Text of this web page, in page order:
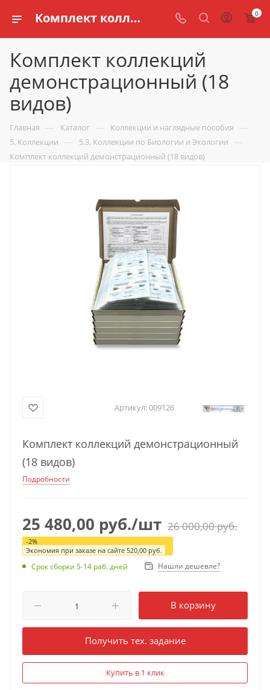
Комплект коллекций демонстрационный (18 видов) купить по доступной цене в интернет магазине schools.ru 0
Комплект коллекций
демонстрационный (18
видов)
Главная — Каталог — Коллекции и наглядные пособия —
5. Коллекции — 5.3. Коллекции по Биологии и Экологии —
Комплект коллекций демонстрационный (18 видов)
Артикул:009126
Комплект коллекций демонстрационный
(18 видов)
Подробности
25 480,00 руб./шт 26 000,00руб.
-2%
Экономия при заказе на сайте 520,00 руб.
Срок сборки 5-14 раб. дней Нашли дешевле?
В корзину
Получить тех. задание
Купить в 1 клик